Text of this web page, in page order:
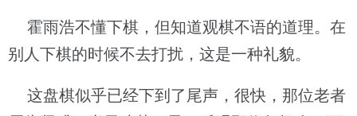
霍雨浩不懂下棋，但知道观棋不语的道理。在
别人下棋的时候不去打扰，这是一种礼貌。
这盘棋似乎已经下到了尾声，很快，那位老者